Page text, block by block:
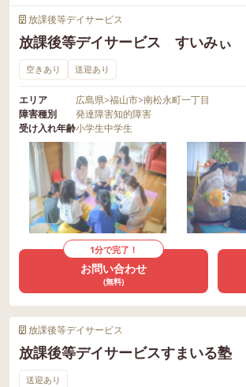
放課後等デイサービス
放課後等デイサービス すいみぃ
空きあり 送迎あり
エリア 広島県>福山市>南松永町一丁目
障害種別
発達障害知的障害
受け入れ年齢小学生中学生
1分で完了！
お問い合わせ
(無料)
放課後等デイサービス
放課後等デイサービスすまいる塾
送迎あり